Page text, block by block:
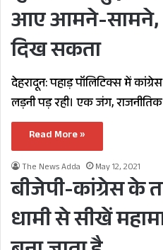
आए आमने-सामने,
दिख सकता
देहरादून: पहाड़ पॉलिटिक्स में
लड़नी पड़ रही। एक जंग,
Read More »
The News Adda May 12, 2021
बीजेपी-कांग्रेस के
धामी से सीखें